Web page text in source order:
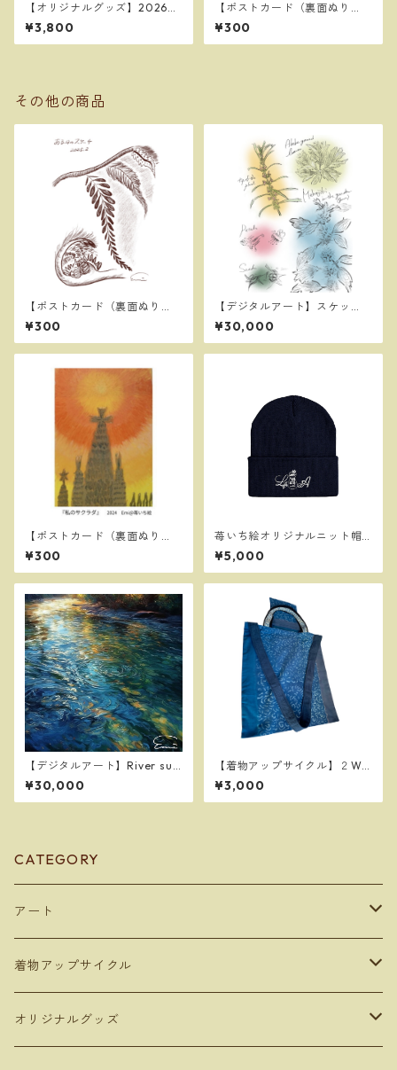
【オリジナルグッズ】2026苺
いち絵オリジナルカレンダー L
ife with Art （ポストカード
１枚付き）
¥3,800
【ポストカード（裏面ぬり
え）】私のサグラダ
¥300
その他の商品
【ポストカード（裏面ぬり
え）】ある日のスケッチ
¥300
【デジタルアート】スケッ
チ めはじき(国際お題鑑賞会)
¥30,000
【ポストカード（裏面ぬり
え）】私のサグラダ
¥300
苺いち絵オリジナルニット帽
（白刺繍）
¥5,000
【デジタルアート】River sur
face at dusk ～夕暮れの川
面～
¥30,000
【着物アップサイクル】２WA
Y着物ヤーンとゆかた地のエコ
バッグ001
¥3,000
CATEGORY
アート
デジタルコンテンツ
デジタルアート
額装アート
着物アップサイクル
雑貨
オリジナルグッズ